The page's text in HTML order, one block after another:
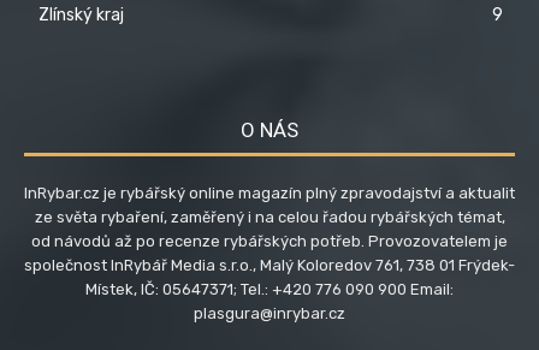
Zlínský kraj
9
O NÁS
InRybar.cz je rybářský online magazín plný zpravodajství a aktualit
ze světa rybaření, zaměřený i na celou řadou rybářských témat,
od návodů až po recenze rybářských potřeb. Provozovatelem je
společnost InRybář Media s.r.o., Malý Koloredov 761, 738 01 Frýdek-
Místek, IČ: 05647371; Tel.: +420 776 090 900 Email:
plasgura@inrybar.cz